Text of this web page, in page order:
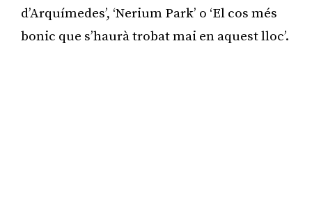
d’Arquímedes’, ‘Nerium Park’ o ‘El cos més
bonic que s’haurà trobat mai en aquest lloc’.